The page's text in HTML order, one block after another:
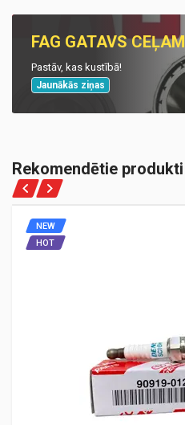
FAG GATAVS CEĻAM
Pastāv, kas kustībā!
Jaunākās ziņas
Rekomendētie produkti
NEW
HOT